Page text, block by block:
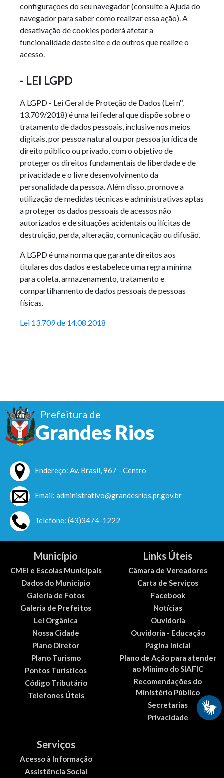
configurações do seu navegador (consulte a Ajuda do
navegador para saber como realizar essa ação). A
desativação de cookies poderá afetar a
funcionalidade deste site e de outros que realize o
acesso.
- LEI LGPD
A LGPD - Lei Geral de Proteção de Dados (Lei nº.
13.709/2018) é uma lei federal que dispõe sobre o
tratamento de dados pessoais, inclusive nos meios
digitais, por pessoa natural ou por pessoa jurídica de
direito público ou privado, com o objetivo de
proteger os direitos fundamentais de liberdade e de
privacidade e o livre desenvolvimento da
personalidade da pessoa. Além disso, promove a
utilização de medidas técnicas e administrativas aptas
a proteger os dados pessoais de acessos não
autorizados e de situações acidentais ou ilícitas de
destruição, perda, alteração, comunicação ou difusão.
A LGPD é uma norma que garante direitos aos
titulares dos dados e estabelece uma regra mínima
para coleta, armazenamento, tratamento e
compartilhamento de dados pessoais de pessoas
físicas.
Lei 13.709 de 14.08.2018
Prefeitura de
Grandes Rios
Endereço: Av. Brasil, 967 - Centro
Email: administrativo@grandesrios.pr.gov.br
Telefone: (43)3474-1222
Município
CMEI e Escolas Municipais
Dados do Município
Galeria de Fotos
Galeria de Prefeitos
Lei Orgânica
Nossa Cidade
Plano Diretor
Plano Turismo
Pontos Turísticos
Código Tributário
Telefones Úteis
Links Úteis
Câmara de Vereadores
Carta de Serviços
Facebook
Notícias
Ouvidoria
Ouvidoria - Educação
Página Inicial
Plano de Ação para atender
ao Mínimo do SIAFIC
Recomendações do
Ministério Público
Secretarias
Privacidade
Serviços
Acesso à Informação
Assistência Social